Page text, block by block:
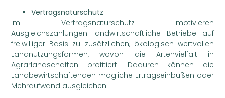
Vertragsnaturschutz
Im Vertragsnaturschutz motivieren
Ausgleichszahlungen landwirtschaftliche Betriebe auf
freiwilliger Basis zu zusätzlichen, ökologisch wertvollen
Landnutzungsformen, wovon die Artenvielfalt in
Agrarlandschaften profitiert. Dadurch können die
Landbewirtschaftenden mögliche Ertragseinbußen oder
Mehraufwand ausgleichen.